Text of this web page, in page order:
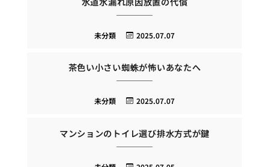
2025.07.07
未分類
茶色い小さい蜘蛛が怖いあなたへ
2025.07.07
未分類
マンションのトイレ選び排水方式が鍵